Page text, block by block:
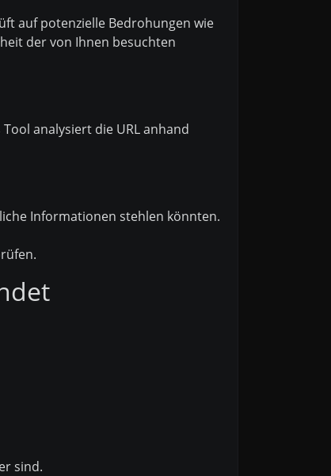
auf potenzielle Bedrohungen wie
der von Ihnen besuchten
analysiert die URL anhand
Informationen stehlen könnten.
sind.